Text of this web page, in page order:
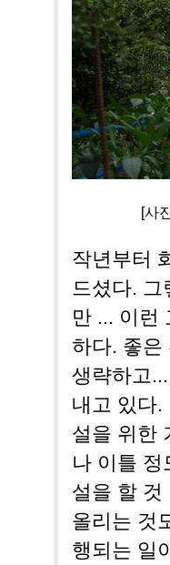
[사진]솔농
작년부터
드셨다. 그
만 ... 이런
하다. 좋은
생략하고
내고 있다.
설을 위한
나 이틀 정
설을 할
올리는 것
행되는 일